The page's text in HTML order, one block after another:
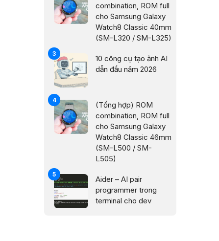
combination, ROM full
cho Samsung Galaxy
Watch8 Classic 40mm
(SM-L320 / SM-L325)
10 công cụ tạo ảnh AI
dẫn đầu năm 2026
(Tổng hợp) ROM
combination, ROM full
cho Samsung Galaxy
Watch8 Classic 46mm
(SM-L500 / SM-
L505)
Aider – AI pair
programmer trong
terminal cho dev